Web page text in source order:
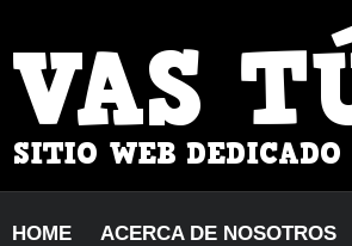
HOME ACERCA DE NOSOTROS